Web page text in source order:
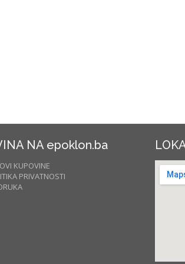
NA epoklon.ba
KUPOVINE
PRIVATNOSTI